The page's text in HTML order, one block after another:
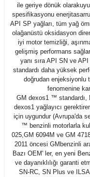
ile geriye dönük
spesifikasyonu
API SP yağları, tüm yağ
olağanüstü oksidasyon
iyi motor temizliği,
gelişmiş performans
yanı sıra API SN ve API
standardı daha yüksek
doğrudan enjeksiyonlu
fenomenine
GM dexos1 ™ standardı,
dexos1 yağlayıcı
için uygundur (Avrupa'da
™ benzinli motorlarla
025,GM 6094M ve GM
2011 öncesi GMbenzinli
Bazı OEM' ler, en yeni
ve dayanıklılığı garanti
SN-RC, SN Plus ve